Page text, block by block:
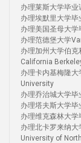
办理莱斯大学毕
办理埃默里大学
办理美国圣母大
办理范德堡大学
办理加州大学伯
California
办理卡内基梅隆
University
办理乔治城大学
办理塔夫斯大学
办理维克森林大
办理北卡罗来纳
University of